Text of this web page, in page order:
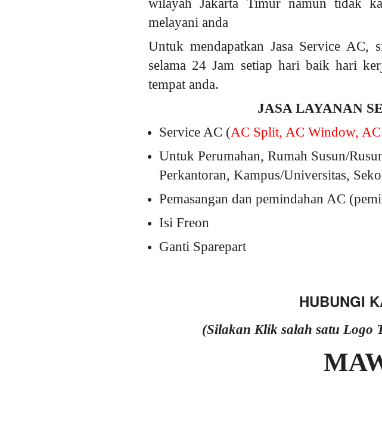
wilayah Jakarta Timur namun tidak
melayani anda
Untuk mendapatkan Jasa Service AC,
selama 24 Jam setiap hari baik hari
tempat anda.
JASA LAYANAN
Service AC (AC Split, AC Window,
Untuk Perumahan, Rumah Susun/
Perkantoran, Kampus/Universitas,
Pemasangan dan pemindahan AC
Isi Freon
Ganti Sparepart
HUBUNGI
(Silakan Klik salah satu Logo